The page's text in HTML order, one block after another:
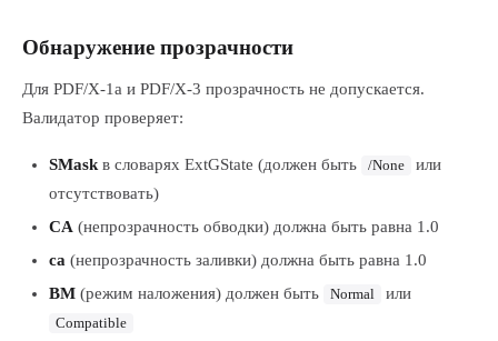
Обнаружение прозрачности
Для PDF/X-1a и PDF/X-3 прозрачность не допускается.
Валидатор проверяет:
SMask в словарях ExtGState (должен быть /None
или
отсутствовать)
CA (непрозрачность обводки) должна быть равна 1.0
ca (непрозрачность заливки) должна быть равна 1.0
BM (режим наложения) должен быть Normal или
Compatible